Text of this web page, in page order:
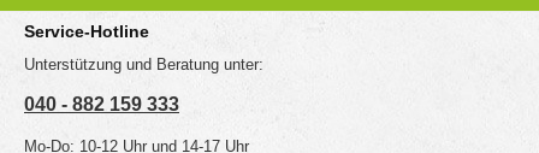
Service-Hotline
Unterstützung und Beratung unter:
040 - 882 159 333
Mo-Do: 10-12 Uhr und 14-17 Uhr